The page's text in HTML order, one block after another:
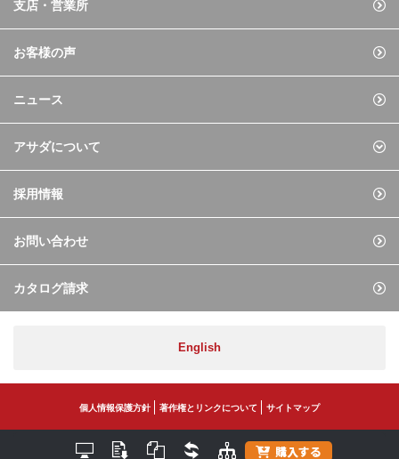
支店・営業所
お客様の声
ニュース
アサダについて
採用情報
お問い合わせ
カタログ請求
English
個人情報保護方針 著作権とリンクについて サイトマップ
Copyright© ASADA CO., LTD. All Rights Reserved.
購入する